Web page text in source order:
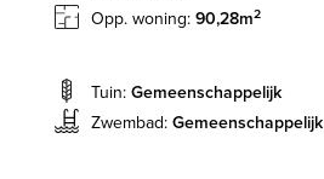
Opp. woning: 90,28m2
Tuin: Gemeenschappelijk
Zwembad: Gemeenschappelijk